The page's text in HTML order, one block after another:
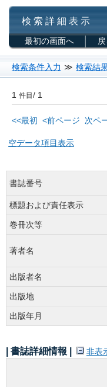
検 索 詳 細 表 示
最初の画面へ
検索条件入力 ≫ 検索結
1 件目/ 1
<<最初 <前ページ 次ペ
空データ項目表示
書誌番号
標題および責任表示
巻冊次等
著者名
出版者名
出版地
出版年月
| 書誌詳細情報 | 非表